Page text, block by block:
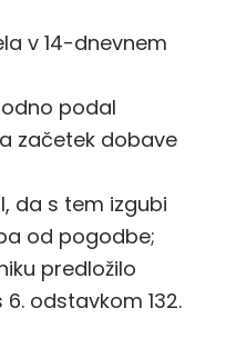
v 14-dnevnem
podal
začetek dobave
da s tem izgubi
od pogodbe;
predložilo
odstavkom 132.